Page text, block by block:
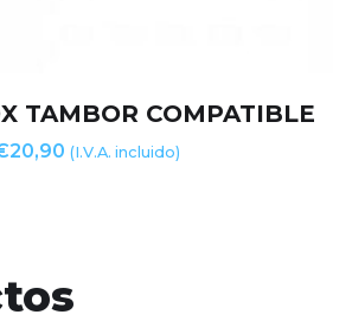
TAMBOR COMPATIBLE
20,90 (I.V.A. incluido)